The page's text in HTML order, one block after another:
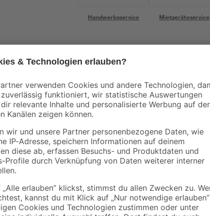
Handwerksservice Mietgeräteservice
Mengenrabatt
Kronospan
'Cityboard'
ungeschliffen 1690 x
634 x 12 mm
5,99€/ m²
Bestseller
toom
Sockelleisten 'Nr. 1'
schwarz, 20 Stück
8,49€